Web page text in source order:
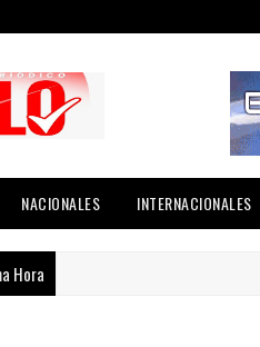
NACIONALES INTERNACIONALES
Hora